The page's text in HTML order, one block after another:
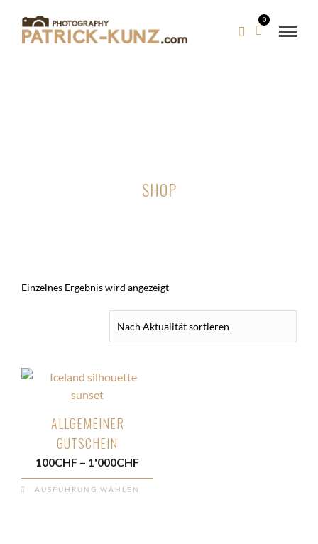
0
SHOP
Einzelnes Ergebnis wird angezeigt
ALLGEMEINER
GUTSCHEIN
100CHF – 1'000CHFPreisspanne:
100CHF
AUSFÜHRUNG WÄHLEN